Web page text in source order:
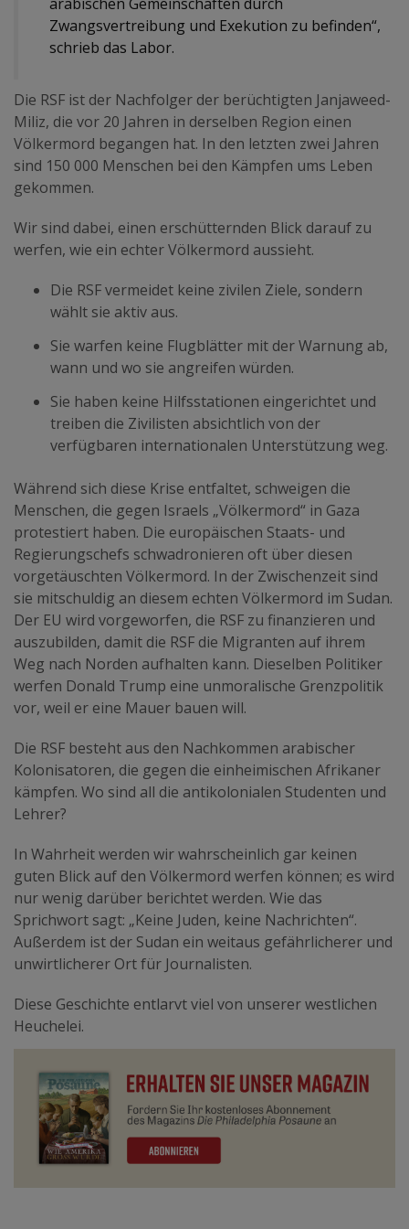
Zwangsvertreibung und Exekution zu befinden“,
schrieb das Labor.
Die RSF ist der Nachfolger der berüchtigten Janjaweed-
Miliz, die vor 20 Jahren in derselben Region einen
Völkermord begangen hat. In den letzten zwei Jahren
sind 150 000 Menschen bei den Kämpfen ums Leben
gekommen.
Wir sind dabei, einen erschütternden Blick darauf zu
werfen, wie ein echter Völkermord aussieht.
Die RSF vermeidet keine zivilen Ziele, sondern
wählt sie aktiv aus.
Sie warfen keine Flugblätter mit der Warnung ab,
wann und wo sie angreifen würden.
Sie haben keine Hilfsstationen eingerichtet und
treiben die Zivilisten absichtlich von der
verfügbaren internationalen Unterstützung weg.
Während sich diese Krise entfaltet, schweigen die
Menschen, die gegen Israels „Völkermord“ in Gaza
protestiert haben. Die europäischen Staats- und
Regierungschefs schwadronieren oft über diesen
vorgetäuschten Völkermord. In der Zwischenzeit sind
sie mitschuldig an diesem echten Völkermord im Sudan.
Der EU wird vorgeworfen, die RSF zu finanzieren und
auszubilden, damit die RSF die Migranten auf ihrem
Weg nach Norden aufhalten kann. Dieselben Politiker
werfen Donald Trump eine unmoralische Grenzpolitik
vor, weil er eine Mauer bauen will.
Die RSF besteht aus den Nachkommen arabischer
Kolonisatoren, die gegen die einheimischen Afrikaner
kämpfen. Wo sind all die antikolonialen Studenten und
Lehrer?
In Wahrheit werden wir wahrscheinlich gar keinen
guten Blick auf den Völkermord werfen können; es wird
nur wenig darüber berichtet werden. Wie das
Sprichwort sagt: „Keine Juden, keine Nachrichten“.
Außerdem ist der Sudan ein weitaus gefährlicherer und
unwirtlicherer Ort für Journalisten.
Diese Geschichte entlarvt viel von unserer westlichen
Heuchelei.